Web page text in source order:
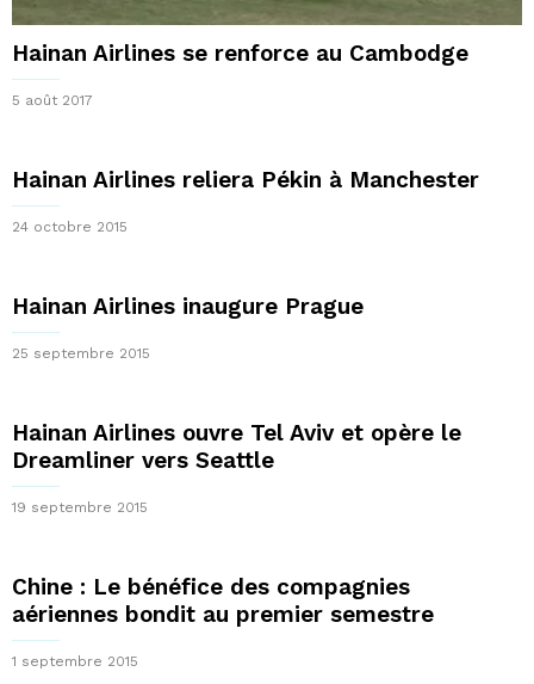
Hainan Airlines se renforce au Cambodge
5 août 2017
Hainan Airlines reliera Pékin à Manchester
24 octobre 2015
Hainan Airlines inaugure Prague
25 septembre 2015
Hainan Airlines ouvre Tel Aviv et opère le
Dreamliner vers Seattle
19 septembre 2015
Chine : Le bénéfice des compagnies
aériennes bondit au premier semestre
1 septembre 2015